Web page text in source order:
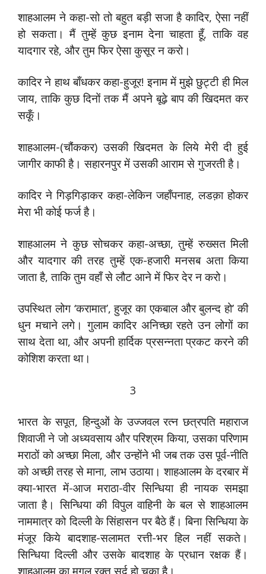
शाहआलम ने कहा-सो तो बहुत बड़ी सजा है कादिर, ऐसा नहीं
हो सकता। मैं तुम्हें कुछ इनाम देना चाहता हूँ, ताकि वह
यादगार रहे, और तुम फिर ऐसा कुसूर न करो।
कादिर ने हाथ बाँधकर कहा-हुजूर! इनाम में मुझे छुट्टी ही मिल
जाय, ताकि कुछ दिनों तक मैं अपने बूढ़े बाप की खिदमत कर
सकूँ।
शाहआलम-(चौंककर) उसकी खिदमत के लिये मेरी दी हुई
जागीर काफी है। सहारनपुर में उसकी आराम से गुजरती है।
कादिर ने गिड़गिड़ाकर कहा-लेकिन जहाँपनाह, लडक़ा होकर
मेरा भी कोई फर्ज है।
शाहआलम ने कुछ सोचकर कहा-अच्छा, तुम्हें रुख्सत मिली
और यादगार की तरह तुम्हें एक-हजारी मनसब अता किया
जाता है, ताकि तुम वहाँ से लौट आने में फिर देर न करो।
उपस्थित लोग ‘करामात’, हुजूर का एकबाल और बुलन्द हो’ की
धुन मचाने लगे। गुलाम कादिर अनिच्छा रहते उन लोगों का
साथ देता था, और अपनी हार्दिक प्रसन्नता प्रकट करने की
कोशिश करता था।
3
भारत के सपूत, हिन्दुओं के उज्जवल रत्न छत्रपति महाराज
शिवाजी ने जो अध्यवसाय और परिश्रम किया, उसका परिणाम
मराठों को अच्छा मिला, और उन्होंने भी जब तक उस पूर्व-नीति
को अच्छी तरह से माना, लाभ उठाया। शाहआलम के दरबार में
क्या-भारत में-आज मराठा-वीर सिन्धिया ही नायक समझा
जाता है। सिन्धिया की विपुल वाहिनी के बल से शाहआलम
नाममात्र को दिल्ली के सिंहासन पर बैठे हैं। बिना सिन्धिया के
मंजूर किये बादशाह-सलामत रत्ती-भर हिल नहीं सकते।
सिन्धिया दिल्ली और उसके बादशाह के प्रधान रक्षक हैं।
शाहआलम का मुगल रक्त सर्द हो चुका है।